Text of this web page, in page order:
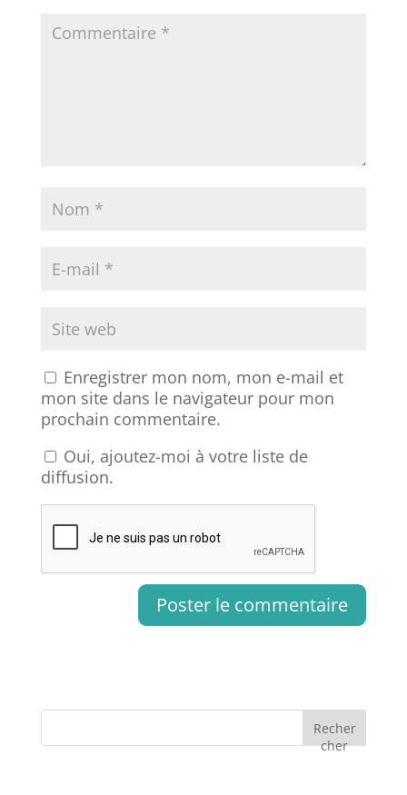
Enregistrer mon nom, mon e-mail et
mon site dans le navigateur pour mon
prochain commentaire.
Oui, ajoutez-moi à votre liste de
diffusion.
Recher
cher